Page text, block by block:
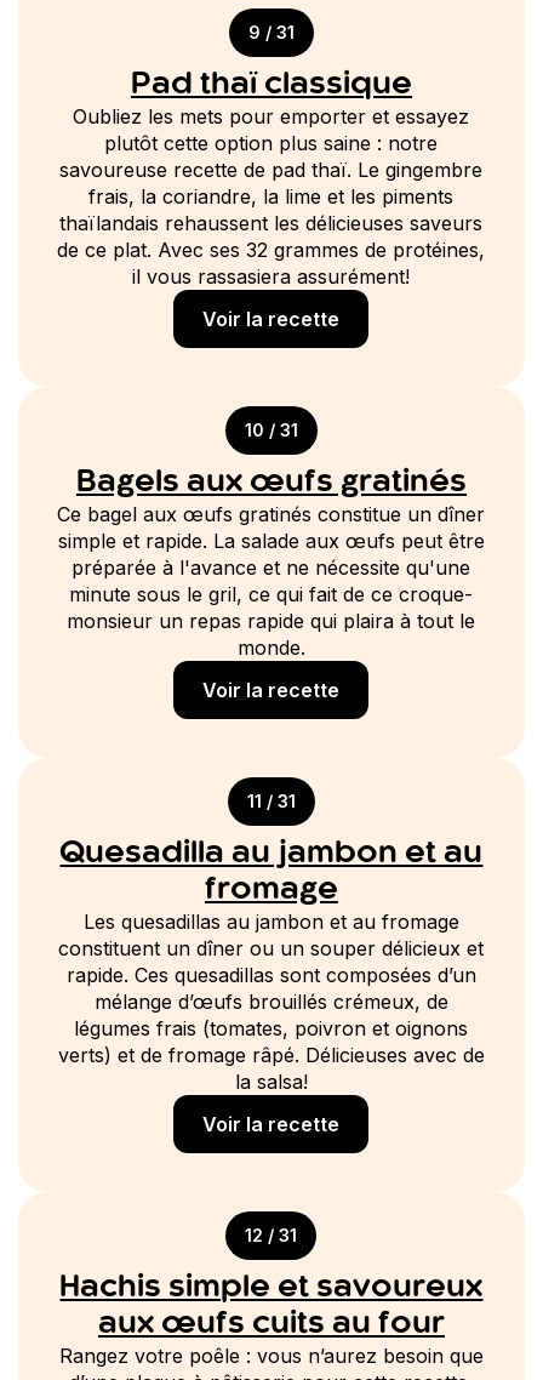
9 / 31
Pad thaï classique
Oubliez les mets pour emporter et essayez
plutôt cette option plus saine : notre
savoureuse recette de pad thaï. Le gingembre
frais, la coriandre, la lime et les piments
thaïlandais rehaussent les délicieuses saveurs
de ce plat. Avec ses 32 grammes de protéines,
il vous rassasiera assurément!
Voir la recette
10 / 31
Bagels aux œufs gratinés
Ce bagel aux œufs gratinés constitue un dîner
simple et rapide. La salade aux œufs peut être
préparée à l'avance et ne nécessite qu'une
minute sous le gril, ce qui fait de ce croque-
monsieur un repas rapide qui plaira à tout le
monde.
Voir la recette
11 / 31
Quesadilla au jambon et au
fromage
Les quesadillas au jambon et au fromage
constituent un dîner ou un souper délicieux et
rapide. Ces quesadillas sont composées d’un
mélange d’œufs brouillés crémeux, de
légumes frais (tomates, poivron et oignons
verts) et de fromage râpé. Délicieuses avec de
la salsa!
Voir la recette
12 / 31
Hachis simple et savoureux
aux œufs cuits au four
Rangez votre poêle : vous n’aurez besoin que